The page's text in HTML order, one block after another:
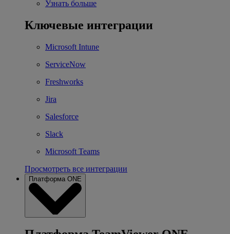
Узнать больше
Ключевые интеграции
Microsoft Intune
ServiceNow
Freshworks
Jira
Salesforce
Slack
Microsoft Teams
Просмотреть все интеграции
Платформа ONE